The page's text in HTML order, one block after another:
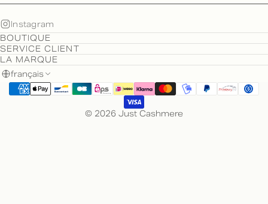
Instagram
BOUTIQUE
SERVICE CLIENT
LA MARQUE
français
© 2026 Just Cashmere